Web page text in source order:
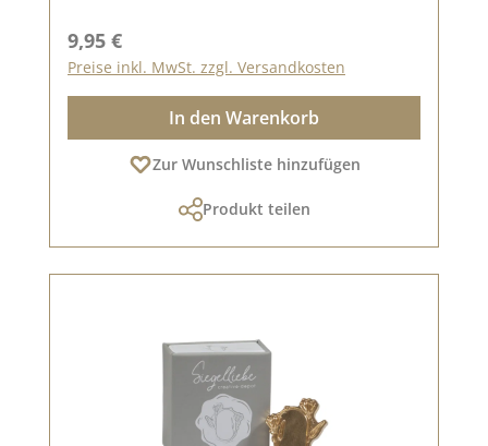
Regulärer Preis:
9,95 €
Preise inkl. MwSt. zzgl. Versandkosten
In den Warenkorb
Zur Wunschliste hinzufügen
Produkt teilen